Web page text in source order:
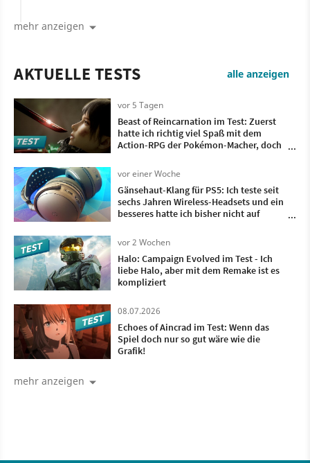
mehr anzeigen
AKTUELLE TESTS alle anzeigen
vor 5 Tagen
Beast of Reincarnation im Test: Zuerst
hatte ich richtig viel Spaß mit dem
Action-RPG der Pokémon-Macher, doch
vorbei ist
vor einer Woche
Gänsehaut-Klang für PS5: Ich teste seit
sechs Jahren Wireless-Headsets und ein
besseres hatte ich bisher nicht auf
vor 2 Wochen
Halo: Campaign Evolved im Test - Ich
liebe Halo, aber mit dem Remake ist es
kompliziert
08.07.2026
Echoes of Aincrad im Test: Wenn das
Spiel doch nur so gut wäre wie die
Grafik!
mehr anzeigen